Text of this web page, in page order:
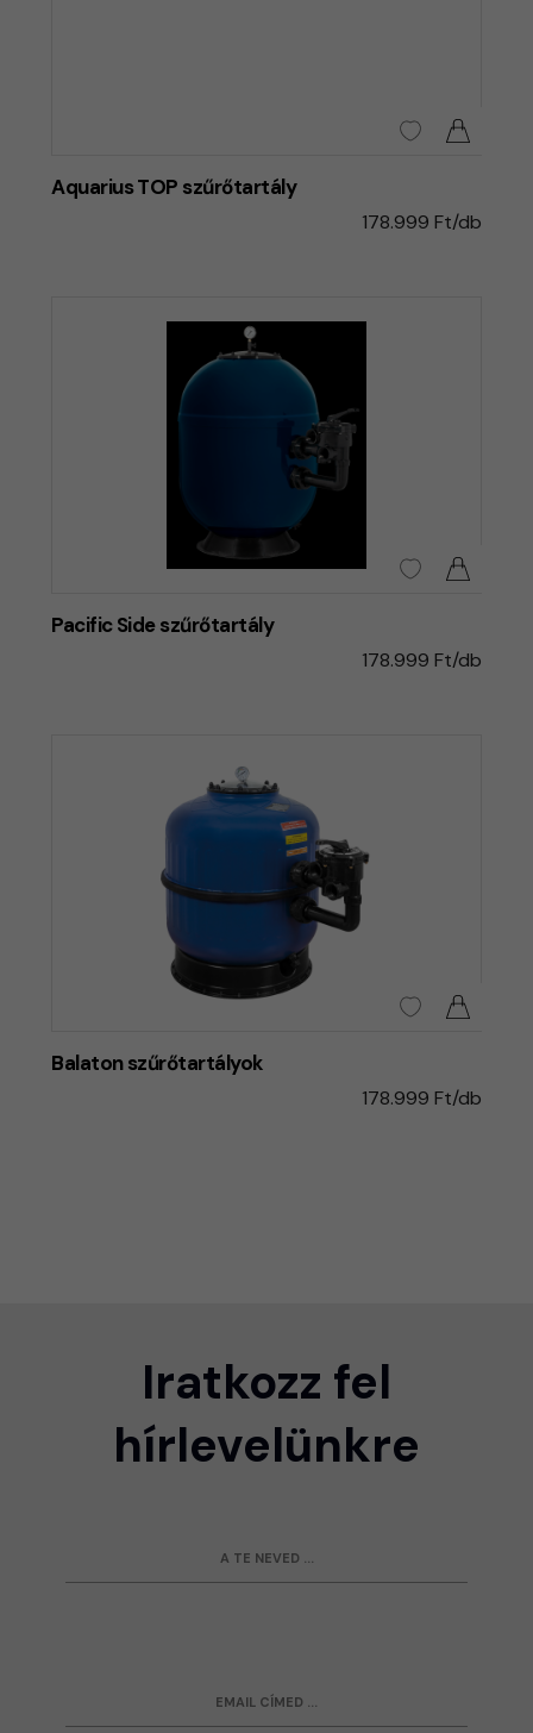
Aquarius TOP szűrőtartály
178.999 Ft/db
Pacific Side szűrőtartály
178.999 Ft/db
Balaton szűrőtartályok
178.999 Ft/db
Iratkozz fel
hírlevelünkre